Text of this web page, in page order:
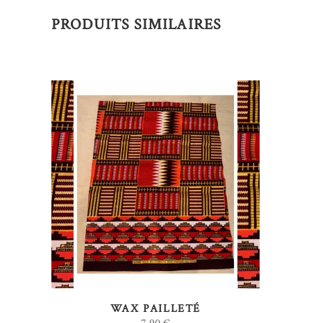
PRODUITS SIMILAIRES
AJOUTER AU PANIER
WAX PAILLETÉ